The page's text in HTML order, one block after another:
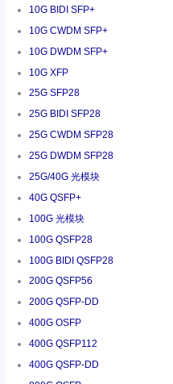
10G BIDI SFP+
10G CWDM SFP+
10G DWDM SFP+
10G XFP
25G SFP28
25G BIDI SFP28
25G CWDM SFP28
25G DWDM SFP28
25G/40G 光模块
40G QSFP+
100G 光模块
100G QSFP28
100G BIDI QSFP28
200G QSFP56
200G QSFP-DD
400G OSFP
400G QSFP112
400G QSFP-DD